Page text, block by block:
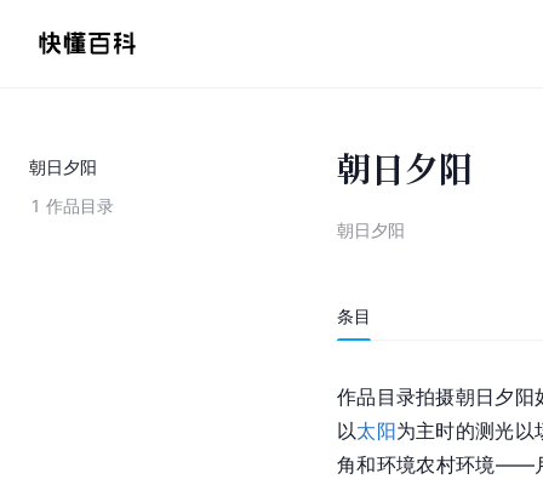
朝日夕阳
1 作品目录
朝日夕阳
朝日夕阳
条目
作品目录拍摄朝日夕阳
以太阳为主时的测光以
角和环境农村环境——